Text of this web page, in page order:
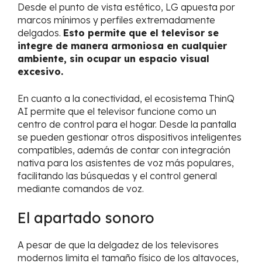
Desde el punto de vista estético, LG apuesta por
marcos mínimos y perfiles extremadamente
delgados. Esto permite que el televisor se
integre de manera armoniosa en cualquier
ambiente, sin ocupar un espacio visual
excesivo.
En cuanto a la conectividad, el ecosistema ThinQ
AI permite que el televisor funcione como un
centro de control para el hogar. Desde la pantalla
se pueden gestionar otros dispositivos inteligentes
compatibles, además de contar con integración
nativa para los asistentes de voz más populares,
facilitando las búsquedas y el control general
mediante comandos de voz.
El apartado sonoro
A pesar de que la delgadez de los televisores
modernos limita el tamaño físico de los altavoces,